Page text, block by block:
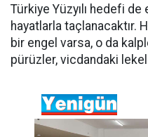
Türkiye Yüzyılı hedefi
hayatlarla taçlanacaktır.
bir engel varsa, o da
pürüzler, vicdandaki